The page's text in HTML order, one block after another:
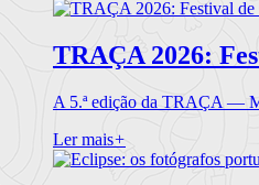
TRAÇA 2026:
A 5.ª edição da TRAÇA —
Ler mais+